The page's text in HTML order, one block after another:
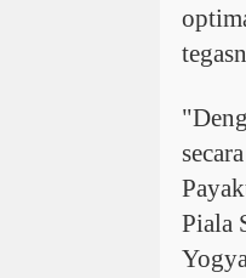
Piala